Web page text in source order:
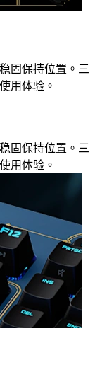
固保持位置。三
用体验。
固保持位置。三
用体验。